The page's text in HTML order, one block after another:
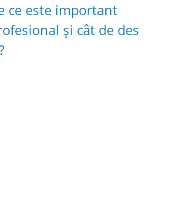
ce este important
și cât de des